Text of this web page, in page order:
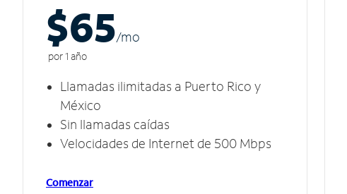
$65/mo
por 1 año
Llamadas ilimitadas a Puerto Rico y
México
Sin llamadas caídas
Velocidades de Internet de 500 Mbps
Comenzar